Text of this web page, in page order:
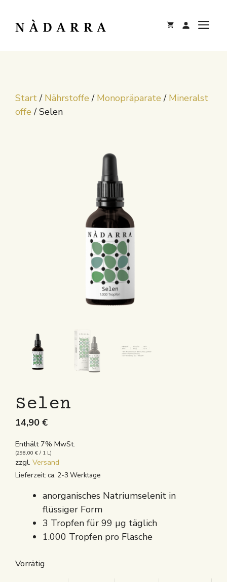
Inhalt
springen
Start/ Nährstoffe / Monopräparate / Mineralst
offe / Selen
Selen
14,90 €
Enthält 7% MwSt.
(298,00 € / 1 L)
zzgl. Versand
Lieferzeit: ca. 2-3 Werktage
anorganisches Natriumselenit in
flüssiger Form
3 Tropfen für 99 µg täglich
1.000 Tropfen pro Flasche
Vorrätig